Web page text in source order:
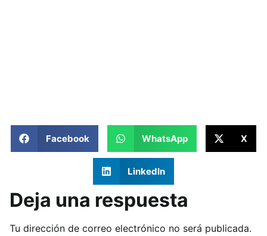
Facebook WhatsApp X
LinkedIn
Deja una respuesta
Tu dirección de correo electrónico no será publicada.